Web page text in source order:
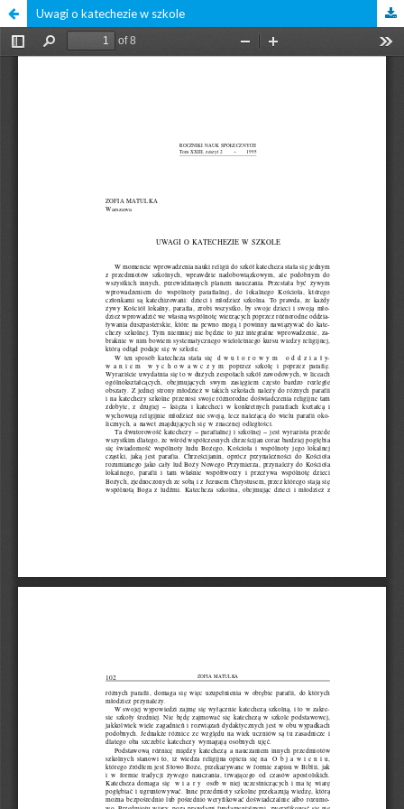
Uwagi o katechezie w szkole